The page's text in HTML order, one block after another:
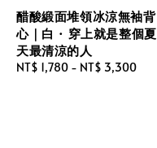
醋酸緞面堆領冰涼無袖背
心｜白 · 穿上就是整個夏
天最清涼的人
Regular
NT$ 1,780 - NT$ 3,300